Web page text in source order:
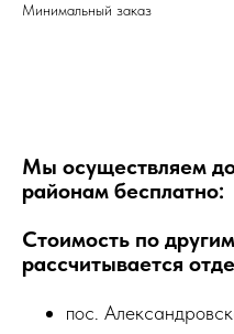
Минимальный заказ
Мы осуществляем
районам бесплатно:
Стоимость по
рассчитывается
пос.